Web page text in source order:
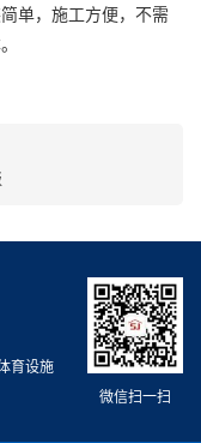
单，施工方便，不需
微信扫一扫
育设施